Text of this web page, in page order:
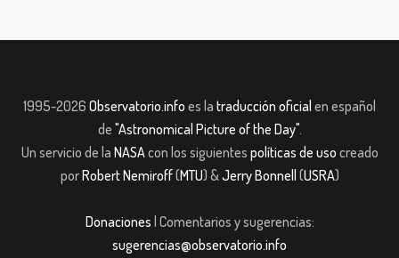
1995-2026 Observatorio.info es la traducción oficial en español
de "Astronomical Picture of the Day".
Un servicio de la NASAcon los siguientes políticas de uso creado
porRobert Nemiroff(MTU) &Jerry Bonnell (USRA)
Donaciones | Comentarios y sugerencias:
sugerencias@observatorio.info